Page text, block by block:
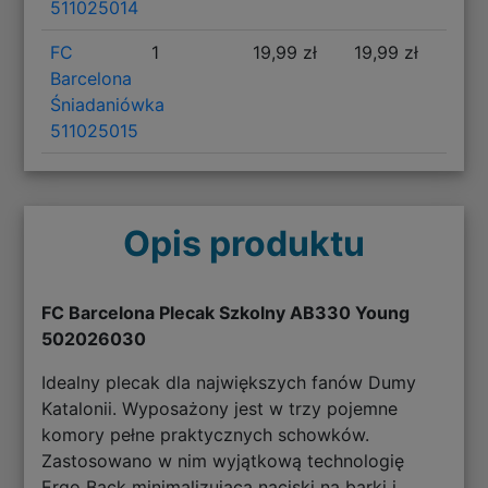
511025014
FC
Barcelona
Śniadaniówka
511025015
1 19,99 zł 19,99 zł
Opis produktu
FC Barcelona Plecak Szkolny AB330 Young
502026030
Idealny plecak dla największych fanów Dumy
Katalonii. Wyposażony jest w trzy pojemne
komory pełne praktycznych schowków.
Zastosowano w nim wyjątkową technologię